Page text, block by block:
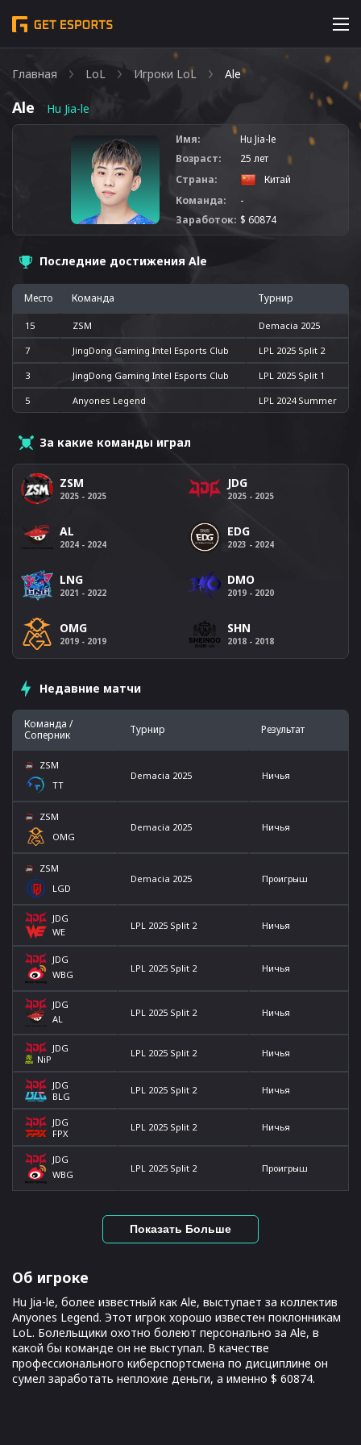
Главная LoL Игроки LoL Ale
Ale Hu Jia-le
Имя:
Hu Jia-le
Возраст:
25 лет
Страна:
Китай
Команда:
-
Заработок: $ 60874
Последние достижения Ale
Место Команда Турнир
15 ZSM Demacia 2025
7 JingDong Gaming Intel Esports Club LPL 2025 Split 2
3 JingDong Gaming Intel Esports Club LPL 2025 Split 1
5 Anyones Legend LPL 2024 Summer
Недавние матчи
Команда /
Соперник
Турнир Результат
ZSM
TT
Demacia 2025 Ничья
ZSM
OMG
Demacia 2025 Ничья
ZSM
LGD
Demacia 2025 Проигрыш
JDG
WE
LPL 2025 Split 2 Ничья
JDG
WBG
LPL 2025 Split 2 Ничья
JDG
AL
LPL 2025 Split 2 Ничья
JDG
NiP
LPL 2025 Split 2 Ничья
JDG
BLG
LPL 2025 Split 2 Ничья
JDG
FPX
LPL 2025 Split 2 Ничья
JDG
WBG
LPL 2025 Split 2 Проигрыш
Показать Больше
Об игроке
Hu Jia-le, более известный как Ale, выступает за коллектив
Anyones Legend. Этот игрок хорошо известен поклонникам
LoL. Болельщики охотно болеют персонально за Ale, в
какой бы команде он не выступал. В качестве
профессионального киберспортсмена по дисциплине он
сумел заработать неплохие деньги, а именно $ 60874.
За какие команды играл
ZSM
2025 - 2025
JDG
2025 - 2025
AL
2024 - 2024
EDG
2023 - 2024
LNG
2021 - 2022
DMO
2019 - 2020
OMG
2019 - 2019
SHN
2018 - 2018